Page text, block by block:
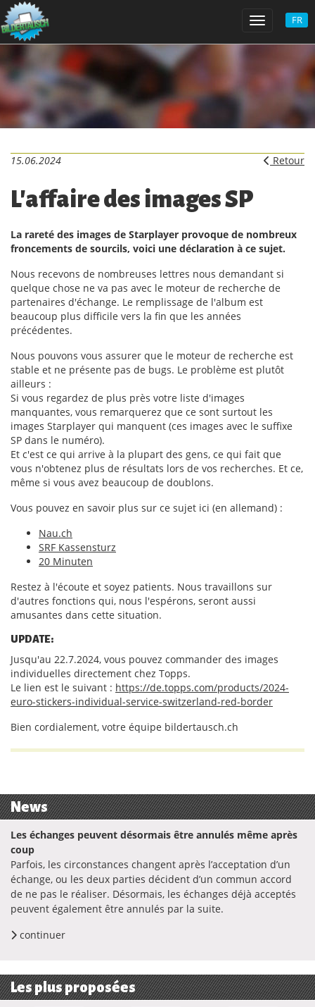
Toggle FR
15.06.2024 Retour
L'affaire des images SP
La rareté des images de Starplayer provoque de nombreux
froncements de sourcils, voici une déclaration à ce sujet.
Nous recevons de nombreuses lettres nous demandant si
quelque chose ne va pas avec le moteur de recherche de
partenaires d'échange. Le remplissage de l'album est
beaucoup plus difficile vers la fin que les années
précédentes.
Nous pouvons vous assurer que le moteur de recherche est
stable et ne présente pas de bugs. Le problème est plutôt
ailleurs :
Si vous regardez de plus près votre liste d'images
manquantes, vous remarquerez que ce sont surtout les
images Starplayer qui manquent (ces images avec le suffixe
SP dans le numéro).
Et c'est ce qui arrive à la plupart des gens, ce qui fait que
vous n'obtenez plus de résultats lors de vos recherches. Et ce,
même si vous avez beaucoup de doublons.
Vous pouvez en savoir plus sur ce sujet ici (en allemand) :
Nau.ch
SRF Kassensturz
20 Minuten
Restez à l'écoute et soyez patients. Nous travaillons sur
d'autres fonctions qui, nous l'espérons, seront aussi
amusantes dans cette situation.
UPDATE:
Jusqu'au 22.7.2024, vous pouvez commander des images
individuelles directement chez Topps.
Le lien est le suivant : https://de.topps.com/products/2024-
euro-stickers-individual-service-switzerland-red-border
Bien cordialement, votre équipe bildertausch.ch
News
Les échanges peuvent désormais être annulés même après
coup
Parfois, les circonstances changent après l’acceptation d’un
échange, ou les deux parties décident d’un commun accord
de ne pas le réaliser. Désormais, les échanges déjà acceptés
peuvent également être annulés par la suite.
continuer
Les plus proposées